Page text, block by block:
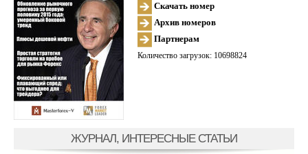
Скачать номер
Архив номеров
Партнерам
Количество загрузок: 10698824
ЖУРНАЛ, ИНТЕРЕСНЫЕ СТАТЬИ